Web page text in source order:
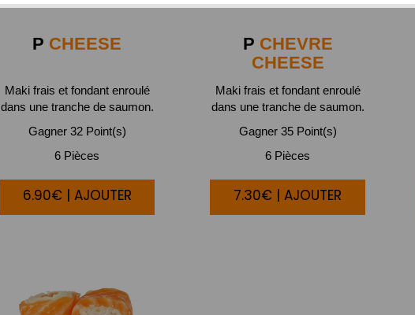
P CHEESE
Maki frais et fondant enroulé
dans une tranche de saumon.
Gagner 32 Point(s)
6 Pièces
6.90€ | AJOUTER
P CHEVRE
CHEESE
Maki frais et fondant enroulé
dans une tranche de saumon.
Gagner 35 Point(s)
6 Pièces
7.30€ | AJOUTER